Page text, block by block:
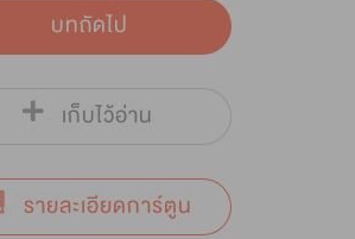
บทถัดไป
เก็บไว้อ่าน
รายละเอียดการ์ตูน